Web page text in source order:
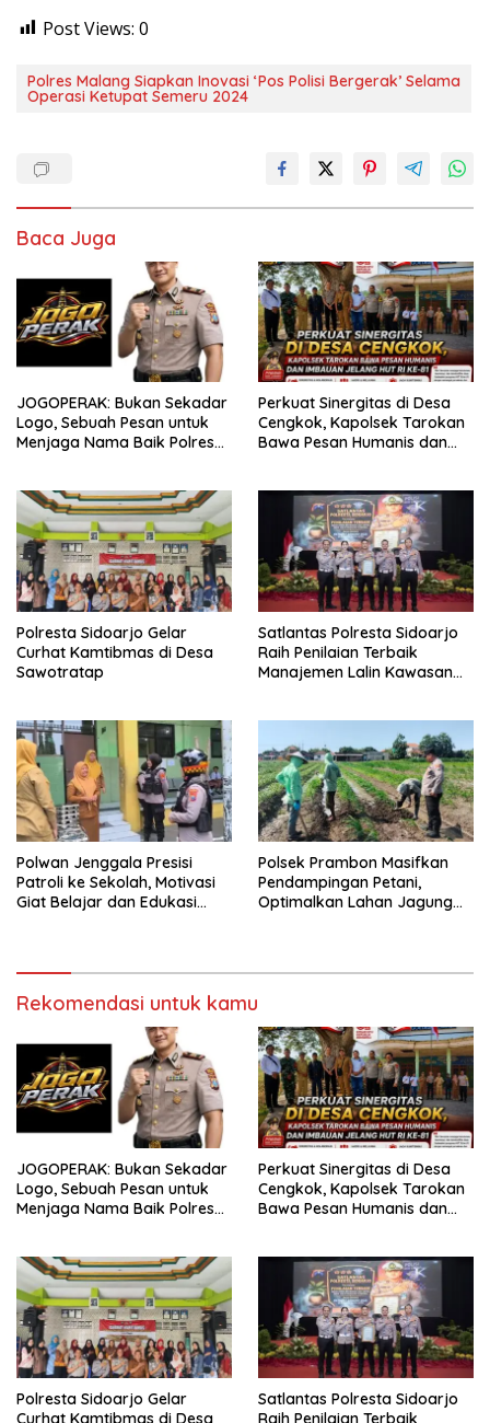
Post Views: 0
Polres Malang Siapkan Inovasi ‘Pos Polisi Bergerak’ Selama
Operasi Ketupat Semeru 2024
Baca Juga
JOGOPERAK: Bukan Sekadar
Logo, Sebuah Pesan untuk
Menjaga Nama Baik Polres
Perkuat Sinergitas di Desa
Cengkok, Kapolsek Tarokan
Bawa Pesan Humanis dan
Polresta Sidoarjo Gelar
Curhat Kamtibmas di Desa
Sawotratap
Satlantas Polresta Sidoarjo
Raih Penilaian Terbaik
Manajemen Lalin Kawasan
Polwan Jenggala Presisi
Patroli ke Sekolah, Motivasi
Giat Belajar dan Edukasi
Polsek Prambon Masifkan
Pendampingan Petani,
Optimalkan Lahan Jagung
Rekomendasi untuk kamu
JOGOPERAK: Bukan Sekadar
Logo, Sebuah Pesan untuk
Menjaga Nama Baik Polres
Perkuat Sinergitas di Desa
Cengkok, Kapolsek Tarokan
Bawa Pesan Humanis dan
Polresta Sidoarjo Gelar
Curhat Kamtibmas di Desa
Satlantas Polresta Sidoarjo
Raih Penilaian Terbaik